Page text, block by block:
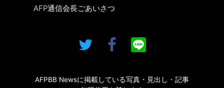
AFP通信会長ごあいさつ
AFPBB Newsに掲載している写真・見出し・記事